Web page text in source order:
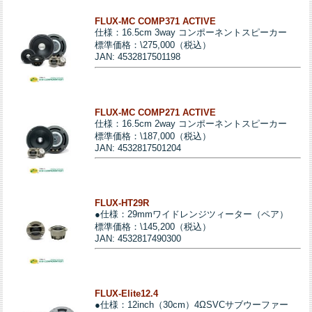
FLUX-MC COMP371 ACTIVE
仕様：16.5cm 3way コンポーネントスピーカー
標準価格：\275,000（税込）
JAN: 4532817501198
FLUX-MC COMP271 ACTIVE
仕様：16.5cm 2way コンポーネントスピーカー
標準価格：\187,000（税込）
JAN: 4532817501204
FLUX-HT29R
●仕様：29mmワイドレンジツィーター（ペア）
標準価格：\145,200（税込）
JAN: 4532817490300
FLUX-Elite12.4
●仕様：12inch（30cm）4ΩSVCサブウーファー